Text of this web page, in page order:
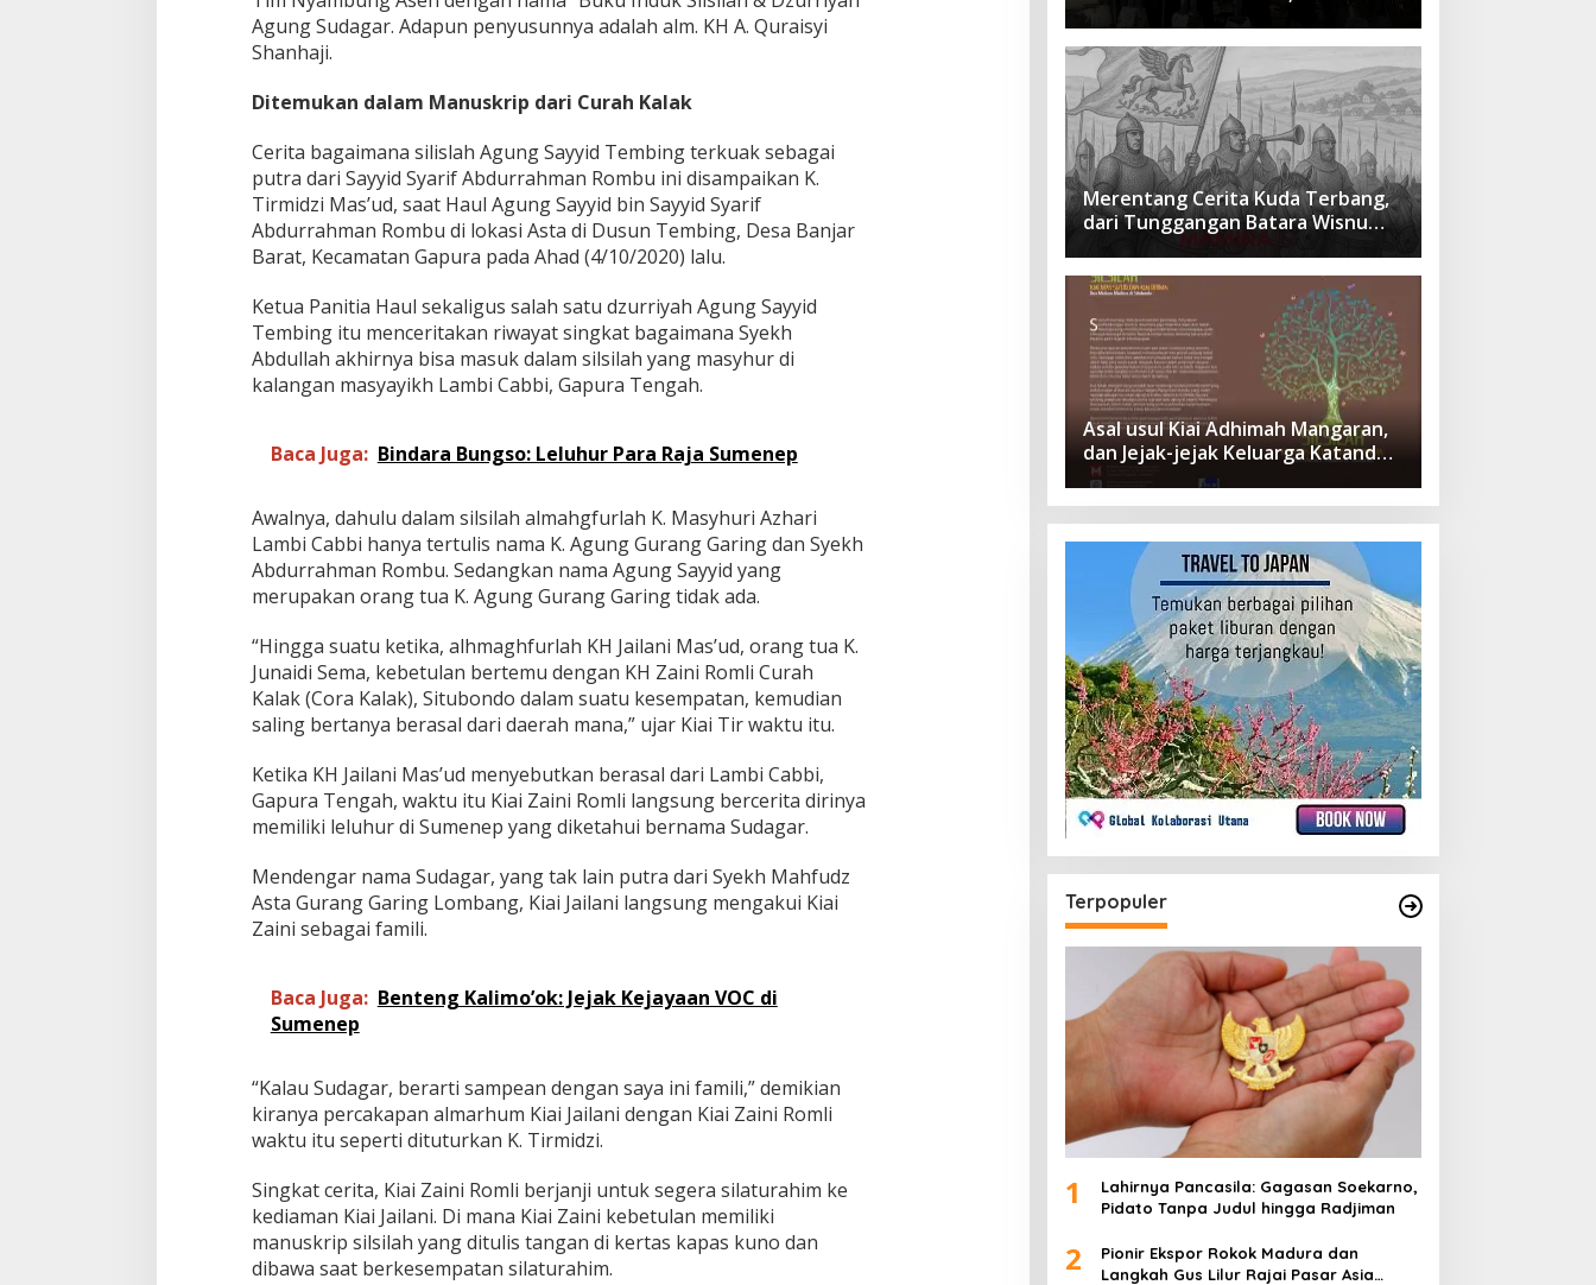
Agung Sudagar. Adapun penyusunnya adalah alm. KH A. Quraisyi
Shanhaji.
Ditemukan dalam Manuskrip dari Curah Kalak
Cerita bagaimana silislah Agung Sayyid Tembing terkuak sebagai
putra dari Sayyid Syarif Abdurrahman Rombu ini disampaikan K.
Tirmidzi Mas’ud, saat Haul Agung Sayyid bin Sayyid Syarif
Abdurrahman Rombu di lokasi Asta di Dusun Tembing, Desa Banjar
Barat, Kecamatan Gapura pada Ahad (4/10/2020) lalu.
Ketua Panitia Haul sekaligus salah satu dzurriyah Agung Sayyid
Tembing itu menceritakan riwayat singkat bagaimana Syekh
Abdullah akhirnya bisa masuk dalam silsilah yang masyhur di
kalangan masyayikh Lambi Cabbi, Gapura Tengah.
Baca Juga: Bindara Bungso: Leluhur Para Raja Sumenep
Awalnya, dahulu dalam silsilah almahgfurlah K. Masyhuri Azhari
Lambi Cabbi hanya tertulis nama K. Agung Gurang Garing dan Syekh
Abdurrahman Rombu. Sedangkan nama Agung Sayyid yang
merupakan orang tua K. Agung Gurang Garing tidak ada.
“Hingga suatu ketika, alhmaghfurlah KH Jailani Mas’ud, orang tua K.
Junaidi Sema, kebetulan bertemu dengan KH Zaini Romli Curah
Kalak (Cora Kalak), Situbondo dalam suatu kesempatan, kemudian
saling bertanya berasal dari daerah mana,” ujar Kiai Tir waktu itu.
Ketika KH Jailani Mas’ud menyebutkan berasal dari Lambi Cabbi,
Gapura Tengah, waktu itu Kiai Zaini Romli langsung bercerita dirinya
memiliki leluhur di Sumenep yang diketahui bernama Sudagar.
Mendengar nama Sudagar, yang tak lain putra dari Syekh Mahfudz
Asta Gurang Garing Lombang, Kiai Jailani langsung mengakui Kiai
Zaini sebagai famili.
Baca Juga: Benteng Kalimo’ok: Jejak Kejayaan VOC di
Sumenep
“Kalau Sudagar, berarti sampean dengan saya ini famili,” demikian
kiranya percakapan almarhum Kiai Jailani dengan Kiai Zaini Romli
waktu itu seperti dituturkan K. Tirmidzi.
Singkat cerita, Kiai Zaini Romli berjanji untuk segera silaturahim ke
kediaman Kiai Jailani. Di mana Kiai Zaini kebetulan memiliki
manuskrip silsilah yang ditulis tangan di kertas kapas kuno dan
dibawa saat berkesempatan silaturahim.
cita Besar Sang Penerus
Menusantara dan Mendunia
Merentang Cerita Kuda Terbang,
dari Tunggangan Batara Wisnu
Hingga Simbol Ketangguhan Para
Kesatria
Asal usul Kiai Adhimah Mangaran,
dan Jejak-jejak Keluarga Katandur
di Situbondo
Terpopuler
1
Lahirnya Pancasila: Gagasan Soekarno,
Pidato Tanpa Judul hingga Radjiman
2
Pionir Ekspor Rokok Madura dan
Langkah Gus Lilur Rajai Pasar Asia